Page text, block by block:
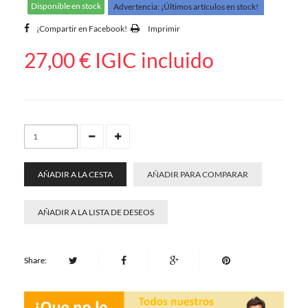
Disponible en stock Advertencia: ¡Últimos artículos en stock!
¡Compartir en Facebook! Imprimir
27,00 € IGIC incluido
AÑADIR A LA CESTA AÑADIR PARA COMPARAR
AÑADIR A LA LISTA DE DESEOS
Share: